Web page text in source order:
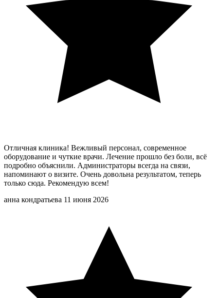
Отличная клиника! Вежливый персонал, современное
оборудование и чуткие врачи. Лечение прошло без боли, всё
подробно объяснили. Администраторы всегда на связи,
напоминают о визите. Очень довольна результатом, теперь
только сюда. Рекомендую всем!
анна кондратьева 11 июня 2026